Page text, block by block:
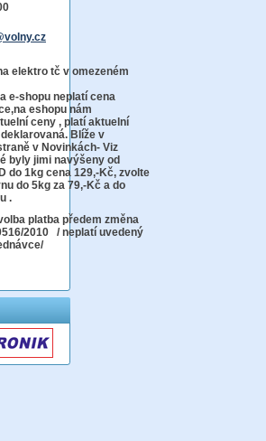
elektro tč v omezeném
e-shopu neplatí cena
,na eshopu nám
ceny , platí aktuelní
Blíže v
v Novinkách- Viz
byly jimi navýšeny od
do 1kg cena 129,-Kč, zvolte
do 5kg za 79,-Kč a do
.
platba předem změna
2010 / neplatí uvedený